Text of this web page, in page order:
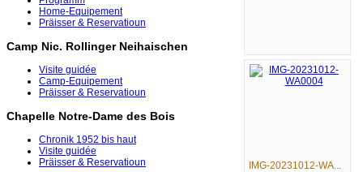
Home-Equipement
Präisser & Reservatioun
Camp Nic. Rollinger Neihaischen
Visite guidée
Camp-Equipement
Präisser & Reservatioun
Chapelle Notre-Dame des Bois
Chronik 1952 bis haut
Visite guidée
Präisser & Reservatioun
IMG-20231012-WA...